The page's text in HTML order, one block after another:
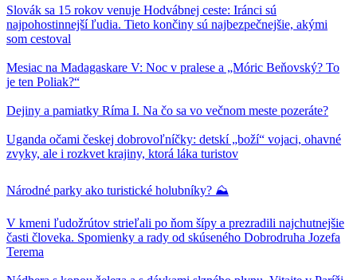
Slovák sa 15 rokov venuje Hodvábnej ceste: Iránci sú
najpohostinnejší ľudia. Tieto končiny sú najbezpečnejšie, akými
som cestoval
Mesiac na Madagaskare V: Noc v pralese a „Móric Beňovský? To
je ten Poliak?“
Dejiny a pamiatky Ríma I. Na čo sa vo večnom meste pozeráte?
Uganda očami českej dobrovoľníčky: detskí „boží“ vojaci, ohavné
zvyky, ale i rozkvet krajiny, ktorá láka turistov
Národné parky ako turistické holubníky? ⛰
V kmeni ľudožrútov strieľali po ňom šípy a prezradili najchutnejšie
časti človeka. Spomienky a rady od skúseného Dobrodruha Jozefa
Terema